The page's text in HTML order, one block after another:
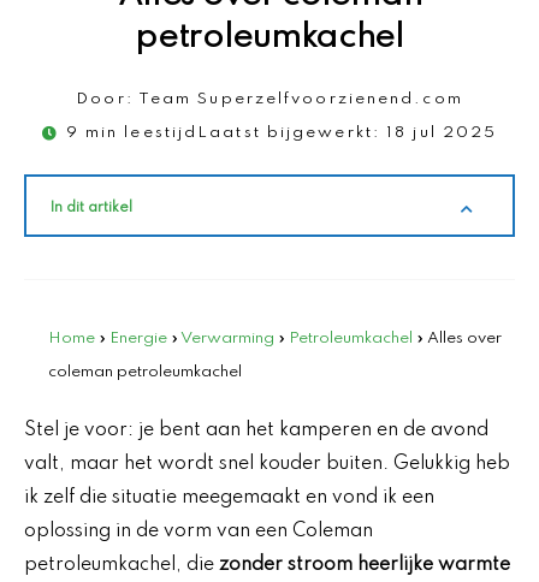
petroleumkachel
Door: Team Superzelfvoorzienend.com
9 min leestijd Laatst bijgewerkt: 18 jul 2025
In dit artikel
Home » Energie » Verwarming » Petroleumkachel » Alles over
coleman petroleumkachel
Stel je voor: je bent aan het kamperen en de avond
valt, maar het wordt snel kouder buiten. Gelukkig heb
ik zelf die situatie meegemaakt en vond ik een
oplossing in de vorm van een Coleman
petroleumkachel, die zonder stroom heerlijke warmte